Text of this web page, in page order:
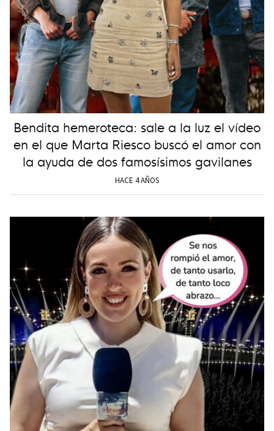
Bendita hemeroteca: sale a la luz el vídeo
en el que Marta Riesco buscó el amor con
la ayuda de dos famosísimos gavilanes
HACE 4 AÑOS